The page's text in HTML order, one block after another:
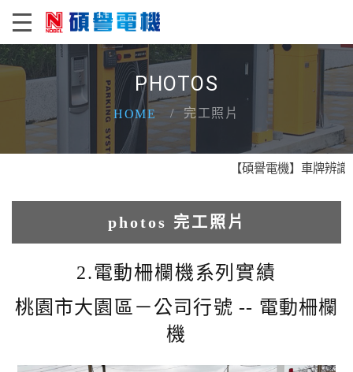
PHOTOS
HOME 完工照片
【碩譽電機】車牌辨識
photos 完工照片
1.人臉辨識系統實績
2.電動柵欄機系列實績
3.車牌辨識收費系統實績
2.電動柵欄機系列實績
桃園市大園區－公司行號 -- 電動柵欄
機